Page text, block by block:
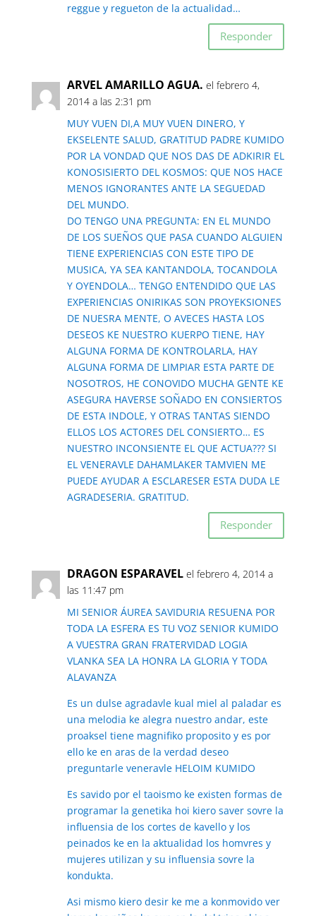
reggue y regueton de la actualidad…
Responder
ARVEL AMARILLO AGUA. el febrero 4,
2014 a las 2:31 pm
MUY VUEN DI,A MUY VUEN DINERO, Y
EKSELENTE SALUD, GRATITUD PADRE KUMIDO
POR LA VONDAD QUE NOS DAS DE ADKIRIR EL
KONOSISIERTO DEL KOSMOS: QUE NOS HACE
MENOS IGNORANTES ANTE LA SEGUEDAD
DEL MUNDO.
DO TENGO UNA PREGUNTA: EN EL MUNDO
DE LOS SUEÑOS QUE PASA CUANDO ALGUIEN
TIENE EXPERIENCIAS CON ESTE TIPO DE
MUSICA, YA SEA KANTANDOLA, TOCANDOLA
Y OYENDOLA… TENGO ENTENDIDO QUE LAS
EXPERIENCIAS ONIRIKAS SON PROYEKSIONES
DE NUESRA MENTE, O AVECES HASTA LOS
DESEOS KE NUESTRO KUERPO TIENE, HAY
ALGUNA FORMA DE KONTROLARLA, HAY
ALGUNA FORMA DE LIMPIAR ESTA PARTE DE
NOSOTROS, HE CONOVIDO MUCHA GENTE KE
ASEGURA HAVERSE SOÑADO EN CONSIERTOS
DE ESTA INDOLE, Y OTRAS TANTAS SIENDO
ELLOS LOS ACTORES DEL CONSIERTO… ES
NUESTRO INCONSIENTE EL QUE ACTUA??? SI
EL VENERAVLE DAHAMLAKER TAMVIEN ME
PUEDE AYUDAR A ESCLARESER ESTA DUDA LE
AGRADESERIA. GRATITUD.
Responder
DRAGON ESPARAVEL el febrero 4, 2014 a
las 11:47 pm
MI SENIOR ÁUREA SAVIDURIA RESUENA POR
TODA LA ESFERA ES TU VOZ SENIOR KUMIDO
A VUESTRA GRAN FRATERVIDAD LOGIA
VLANKA SEA LA HONRA LA GLORIA Y TODA
ALAVANZA
Es un dulse agradavle kual miel al paladar es
una melodia ke alegra nuestro andar, este
proaksel tiene magnifiko proposito y es por
ello ke en aras de la verdad deseo
preguntarle veneravle HELOIM KUMIDO
Es savido por el taoismo ke existen formas de
programar la genetika hoi kiero saver sovre la
influensia de los cortes de kavello y los
peinados ke en la aktualidad los homvres y
mujeres utilizan y su influensia sovre la
kondukta.
Asi mismo kiero desir ke me a konmovido ver